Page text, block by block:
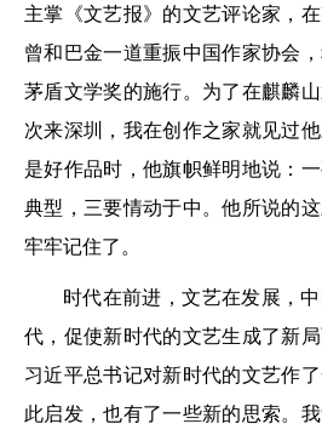
主掌《文艺报》的文艺评论家，
曾和巴金一道重振中国作家协会
茅盾文学奖的施行。为了在麒麟
次来深圳，我在创作之家就见过
是好作品时，他旗帜鲜明地说：
典型，三要情动于中。他所说的
牢牢记住了。
时代在前进，文艺在发展，
代，促使新时代的文艺生成了新
习近平总书记对新时代的文艺作
此启发，也有了一些新的思索。